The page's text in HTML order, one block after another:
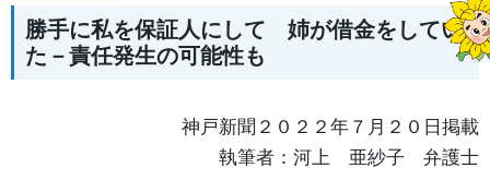
勝手に私を保証人にして 姉が借金をしてい
た－責任発生の可能性も
神戸新聞２０２２年７月２０日掲載
執筆者：河上 亜紗子 弁護士